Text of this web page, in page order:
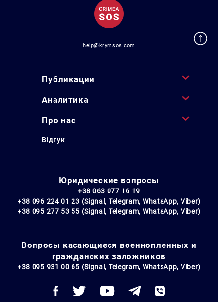
help@krymsos.com
Публикации
Аналитика
Про нас
Відгук
Юридические вопросы
+38 063 077 16 19
+38 096 224 01 23 (Signal, Telegram, WhatsApp, Viber)
+38 095 277 53 55 (Signal, Telegram, WhatsApp, Viber)
Вопросы касающиеся военнопленных и
гражданских заложников
+38 095 931 00 65 (Signal, Telegram, WhatsApp, Viber)